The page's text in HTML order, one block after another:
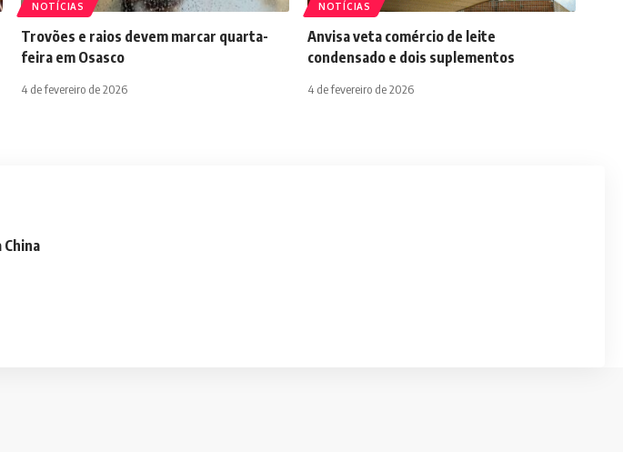
NOTÍCIAS
Trovões e raios devem marcar quarta-
feira em Osasco
4 de fevereiro de 2026
NOTÍCIAS
Anvisa veta comércio de leite
condensado e dois suplementos
4 de fevereiro de 2026